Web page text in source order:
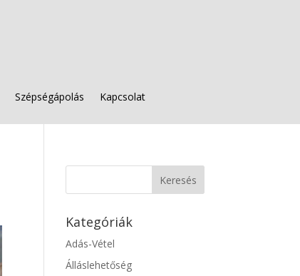
Szépségápolás Kapcsolat
Kategóriák
Adás-Vétel
Álláslehetőség